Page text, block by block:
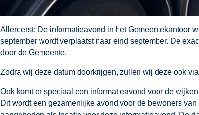
Allereerst: De informatieavond in het Gemeentekantoor
september wordt verplaatst naar eind september. De
door de Gemeente.
Zodra wij deze datum doorkrijgen, zullen wij deze ook
Ook komt er speciaal een informatieavond voor de
Dit wordt een gezamenlijke avond voor de bewoners